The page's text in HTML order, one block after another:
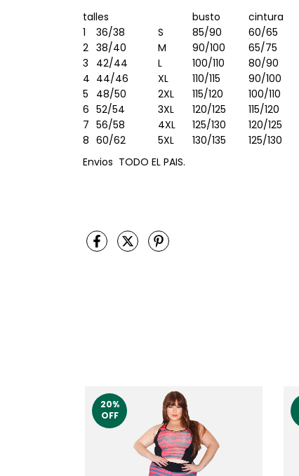
talles
busto cintura
1
36/38 S 85/90 60/65
2 38/40 M 90/100 65/75
3
42/44 L 100/110 80/90
4 44/46 XL 110/115 90/100
5
48/50 2XL 115/120 100/110
6 52/54 3XL 120/125 115/120
7 56/58 4XL 125/130 120/125
8 60/62 5XL 130/135 125/130
Envios TODO EL PAIS.
20%
OFF